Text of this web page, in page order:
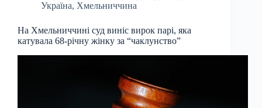
Україна, Хмельниччина
На Хмельниччині суд виніс вирок парі, яка
катувала 68-річну жінку за “чаклунство”